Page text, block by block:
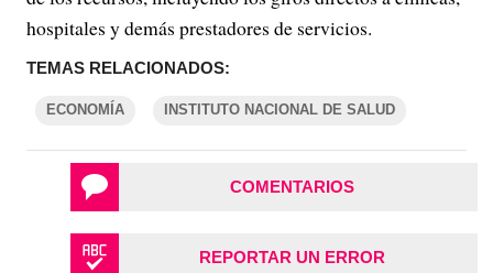
hospitales y demás prestadores de servicios.
TEMAS RELACIONADOS:
ECONOMÍA INSTITUTO NACIONAL DE SALUD
COMENTARIOS
REPORTAR UN ERROR